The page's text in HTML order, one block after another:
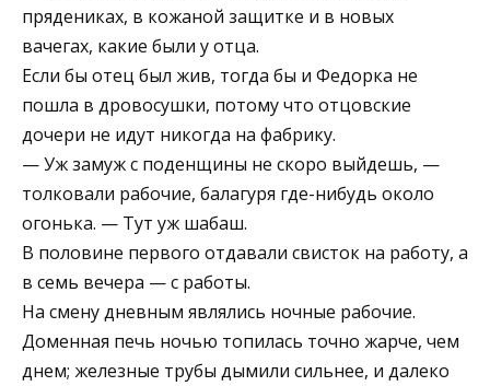
прядениках, в кожаной защитке и в новых
вачегах, какие были у отца.
Если бы отец был жив, тогда бы и Федорка не
пошла в дровосушки, потому что отцовские
дочери не идут никогда на фабрику.
— Уж замуж с поденщины не скоро выйдешь, —
толковали рабочие, балагуря где-нибудь около
огонька. — Тут уж шабаш.
В половине первого отдавали свисток на работу, а
в семь вечера — с работы.
На смену дневным являлись ночные рабочие.
Доменная печь ночью топилась точно жарче, чем
днем; железные трубы дымили сильнее, и далеко